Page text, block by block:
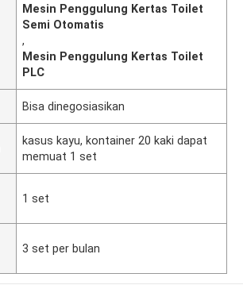
Mesin Penggulung Kertas Toilet
Semi Otomatis
,
Mesin Penggulung Kertas Toilet
PLC
Bisa dinegosiasikan
kasus kayu, kontainer 20 kaki dapat
memuat 1 set
1 set
3 set per bulan